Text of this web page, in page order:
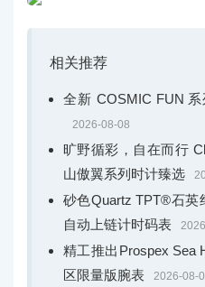
合现代美学与复古韵味，天
准与美学和谐共鸣的独特魅力
相关推荐
全新 COSMIC FUN
2026-08-08
旷野循彩，自在而行
山傲翼系列时计臻选
砂色Quartz TPT®石英
自动上链计时码表
精工推出Prospex Sea
区限量版腕表
2026-08-